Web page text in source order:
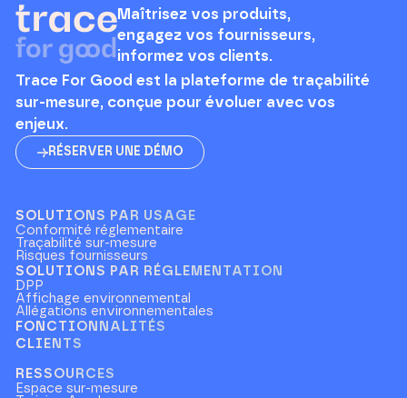
Maîtrisez vos produits,
engagez vos fournisseurs,
informez vos clients.
Trace For Good est la plateforme de traçabilité
sur-mesure, conçue pour évoluer avec vos
enjeux.
RÉSERVER UNE DÉMO
SOLUTIONS PAR USAGE
Conformité réglementaire
Traçabilité sur-mesure
Risques fournisseurs
SOLUTIONS PAR RÉGLEMENTATION
DPP
Affichage environnemental
Allégations environnementales
FONCTIONNALITÉS
CLIENTS
RESSOURCES
Espace sur-mesure